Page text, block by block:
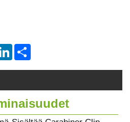
LinkedIn